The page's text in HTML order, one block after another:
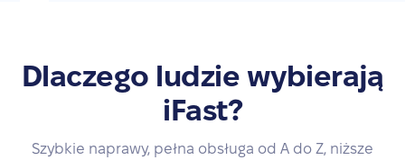
Dlaczego ludzie wybierają
iFast?
Szybkie naprawy, pełna obsługa od A do Z, niższe